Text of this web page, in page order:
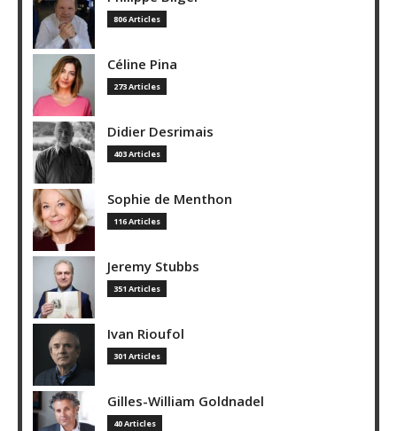
806 Articles
Céline Pina
273 Articles
Didier Desrimais
403 Articles
Sophie de Menthon
116 Articles
Jeremy Stubbs
351 Articles
Ivan Rioufol
301 Articles
Gilles-William Goldnadel
40 Articles